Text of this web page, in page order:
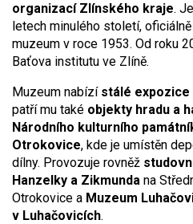
organizací Zlínského kraje.
letech minulého století,
muzeum v roce 1953. Od roku
Baťova institutu ve Zlíně.
Muzeum nabízí stálé
patří mu také objekty hradu a
Národního kulturního
Otrokovice, kde je umístěn
dílny. Provozuje rovněž
Hanzelky a Zikmunda na
Otrokovice a Muzeum
v Luhačovicích.